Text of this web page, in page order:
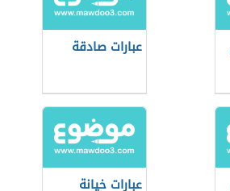
عبارات صادقة
عبارات خيانة